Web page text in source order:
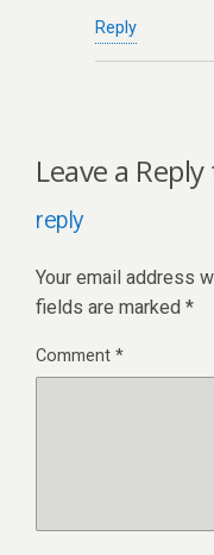
Reply
Leave a
reply
Your email address
fields are marked *
Comment*